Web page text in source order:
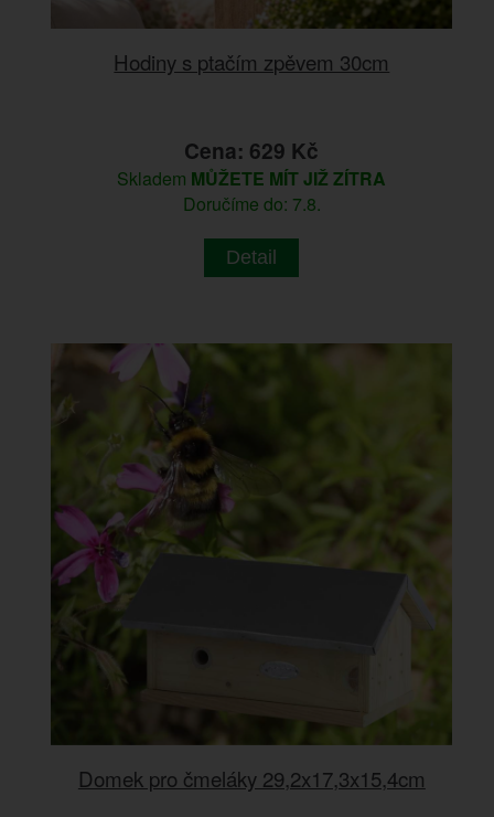
Hodiny s ptačím zpěvem 30cm
Cena: 629 Kč
Skladem MŮŽETE MÍT JIŽ ZÍTRA
Doručíme do: 7.8.
Detail
Domek pro čmeláky 29,2x17,3x15,4cm